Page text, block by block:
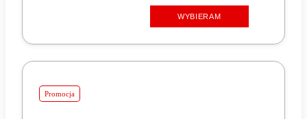
WYBIERAM
Promocja